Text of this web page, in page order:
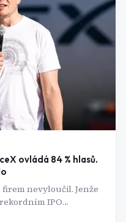
ovládá 84 % hlasů.
nevyloučil. Jenže
rekordním IPO
cenou a to mění